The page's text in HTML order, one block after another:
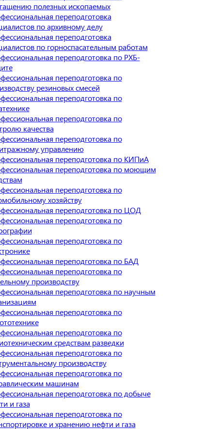
полезных ископаемых
переподготовка
по архивному делу
переподготовка
по горноспасательным работам
переподготовка по РХБ-
переподготовка по
резиновых смесей
переподготовка по
переподготовка по
качества
переподготовка по
управлению
переподготовка по КИПиА
переподготовка по моющим
переподготовка по
хозяйству
переподготовка по ЦОД
переподготовка по
переподготовка по
переподготовка по БАД
переподготовка по
производству
переподготовка по научным
переподготовка по
переподготовка по
средствам разведки
переподготовка по
производству
переподготовка по
машинам
переподготовка по добыче
и газа
переподготовка по
и хранению нефти и газа